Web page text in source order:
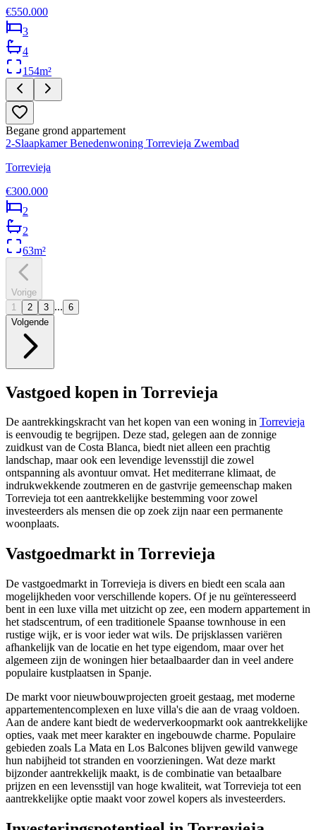
€550.000
3
4
154m²
Begane grond appartement
2-Slaapkamer Benedenwoning Torrevieja Zwembad
Torrevieja
€300.000
2
2
63m²
Vorige
1
2 3 ... 6
Volgende
Vastgoed kopen in Torrevieja
De aantrekkingskracht van het kopen van een woning in Torrevieja
is eenvoudig te begrijpen. Deze stad, gelegen aan de zonnige
zuidkust van de Costa Blanca, biedt niet alleen een prachtig
landschap, maar ook een levendige levensstijl die zowel
ontspanning als avontuur omvat. Het mediterrane klimaat, de
indrukwekkende zoutmeren en de gastvrije gemeenschap maken
Torrevieja tot een aantrekkelijke bestemming voor zowel
investeerders als mensen die op zoek zijn naar een permanente
woonplaats.
Vastgoedmarkt in Torrevieja
De vastgoedmarkt in Torrevieja is divers en biedt een scala aan
mogelijkheden voor verschillende kopers. Of je nu geïnteresseerd
bent in een luxe villa met uitzicht op zee, een modern appartement in
het stadscentrum, of een traditionele Spaanse townhouse in een
rustige wijk, er is voor ieder wat wils. De prijsklassen variëren
afhankelijk van de locatie en het type eigendom, maar over het
algemeen zijn de woningen hier betaalbaarder dan in veel andere
populaire kustplaatsen in Spanje.
De markt voor nieuwbouwprojecten groeit gestaag, met moderne
appartementencomplexen en luxe villa's die aan de vraag voldoen.
Aan de andere kant biedt de wederverkoopmarkt ook aantrekkelijke
opties, vaak met meer karakter en ingebouwde charme. Populaire
gebieden zoals La Mata en Los Balcones blijven gewild vanwege
hun nabijheid tot stranden en voorzieningen. Wat deze markt
bijzonder aantrekkelijk maakt, is de combinatie van betaalbare
prijzen en een levensstijl van hoge kwaliteit, wat Torrevieja tot een
aantrekkelijke optie maakt voor zowel kopers als investeerders.